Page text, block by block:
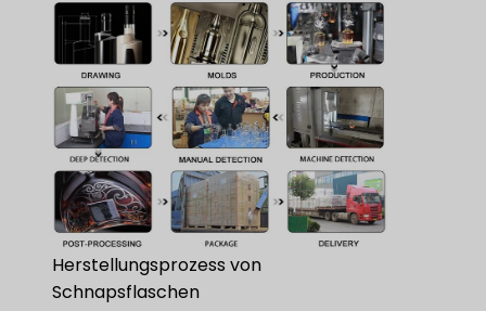
Herstellungsprozess von
Schnapsflaschen